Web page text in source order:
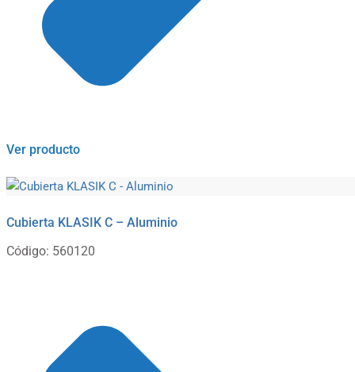
Ver producto
Cubierta KLASIK C – Aluminio
Código: 560120